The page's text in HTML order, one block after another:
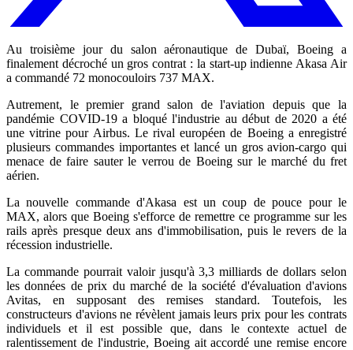
Au troisième jour du salon aéronautique de Dubaï, Boeing a
finalement décroché un gros contrat : la start-up indienne Akasa Air
a commandé 72 monocouloirs 737 MAX.
Autrement, le premier grand salon de l'aviation depuis que la
pandémie COVID-19 a bloqué l'industrie au début de 2020 a été
une vitrine pour Airbus. Le rival européen de Boeing a enregistré
plusieurs commandes importantes et lancé un gros avion-cargo qui
menace de faire sauter le verrou de Boeing sur le marché du fret
aérien.
La nouvelle commande d'Akasa est un coup de pouce pour le
MAX, alors que Boeing s'efforce de remettre ce programme sur les
rails après presque deux ans d'immobilisation, puis le revers de la
récession industrielle.
La commande pourrait valoir jusqu'à 3,3 milliards de dollars selon
les données de prix du marché de la société d'évaluation d'avions
Avitas, en supposant des remises standard. Toutefois, les
constructeurs d'avions ne révèlent jamais leurs prix pour les contrats
individuels et il est possible que, dans le contexte actuel de
ralentissement de l'industrie, Boeing ait accordé une remise encore